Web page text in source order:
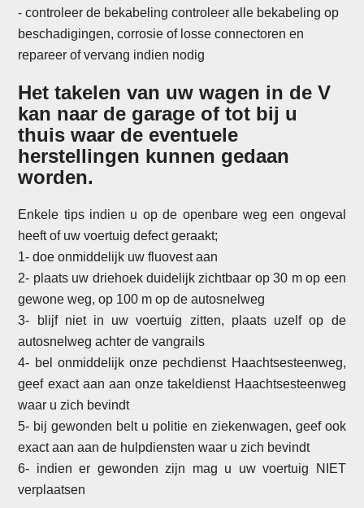
- controleer de bekabeling controleer alle bekabeling op
beschadigingen, corrosie of losse connectoren en
repareer of vervang indien nodig
Het takelen van uw wagen in de V
kan naar de garage of tot bij u
thuis waar de eventuele
herstellingen kunnen gedaan
worden.
Enkele tips indien u op de openbare weg een ongeval
heeft of uw voertuig defect geraakt;
1- doe onmiddelijk uw fluovest aan
2- plaats uw driehoek duidelijk zichtbaar op 30 m op een
gewone weg, op 100 m op de autosnelweg
3- blijf niet in uw voertuig zitten, plaats uzelf op de
autosnelweg achter de vangrails
4- bel onmiddelijk onze pechdienst Haachtsesteenweg,
geef exact aan aan onze takeldienst Haachtsesteenweg
waar u zich bevindt
5- bij gewonden belt u politie en ziekenwagen, geef ook
exact aan aan de hulpdiensten waar u zich bevindt
6- indien er gewonden zijn mag u uw voertuig NIET
verplaatsen